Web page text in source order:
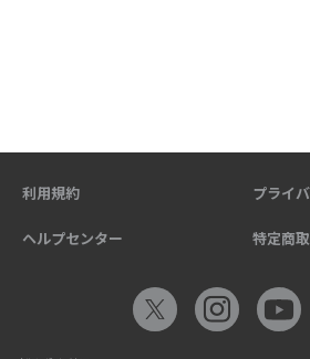
利用規約 プライ
ヘルプセンター 特定商